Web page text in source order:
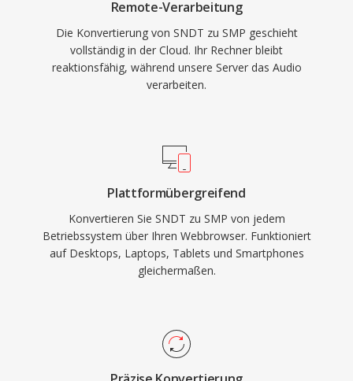
Remote-Verarbeitung
Die Konvertierung von SNDT zu SMP geschieht
vollständig in der Cloud. Ihr Rechner bleibt
reaktionsfähig, während unsere Server das Audio
verarbeiten.
Plattformübergreifend
Konvertieren Sie SNDT zu SMP von jedem
Betriebssystem über Ihren Webbrowser. Funktioniert
auf Desktops, Laptops, Tablets und Smartphones
gleichermaßen.